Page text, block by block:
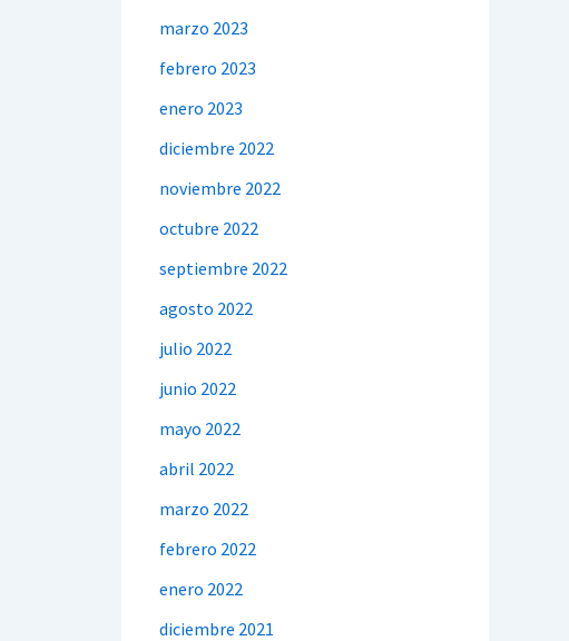
marzo 2023
febrero 2023
enero 2023
diciembre 2022
noviembre 2022
octubre 2022
septiembre 2022
agosto 2022
julio 2022
junio 2022
mayo 2022
abril 2022
marzo 2022
febrero 2022
enero 2022
diciembre 2021